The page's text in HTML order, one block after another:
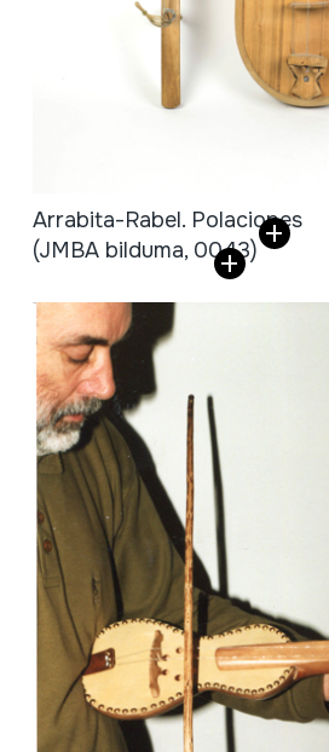
Arrabita-Rabel. Polaciones
(JMBA bilduma, 0043)